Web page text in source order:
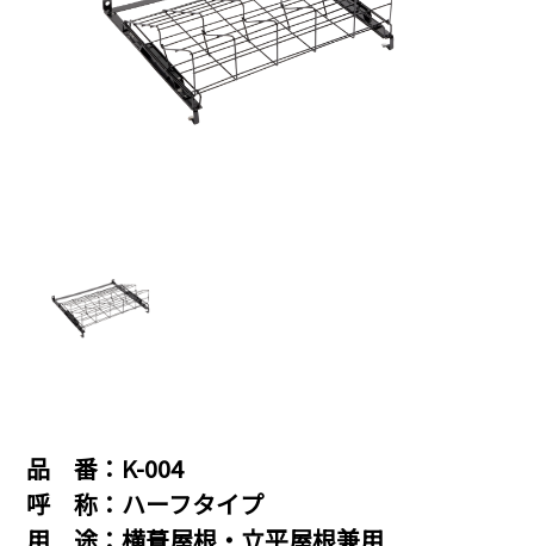
品 番：K-004
呼 称：ハーフタイプ